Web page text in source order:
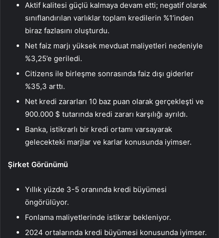
Aktif kalitesi güçlü kalmaya devam etti; negatif olarak
sınıflandırılan varlıklar toplam kredilerin %1’inden
biraz fazlasını oluşturdu.
Net faiz marjı yüksek mevduat maliyetleri nedeniyle
%3,25’e geriledi.
Citizens ile birleşme sonrasında faiz dışı giderler
%35,3 arttı.
Net kredi zararları 10 baz puan olarak gerçekleşti ve
900.000 $ tutarında kredi zararı karşılığı ayrıldı.
Banka, istikrarlı bir kredi ortamı varsayarak
gelecekteki marjlar ve karlar konusunda iyimser.
Şirket Görünümü
Yıllık yüzde 3-5 oranında kredi büyümesi
öngörülüyor.
Fonlama maliyetlerinde istikrar bekleniyor.
2024 ortalarında kredi büyümesi konusunda iyimser.